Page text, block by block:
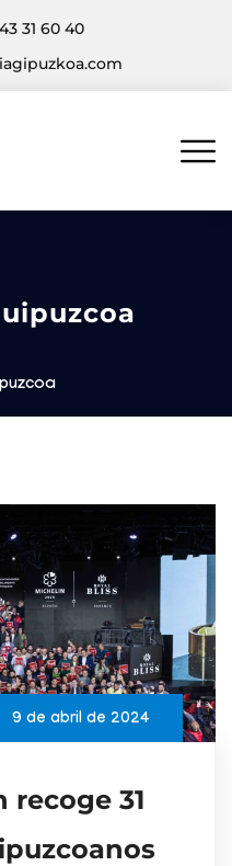
31 60 40
9 de abril de 2024
recoge 31